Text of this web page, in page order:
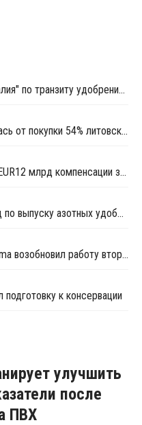
Суд ЕС отклонил иск "Беларуськалия" по транзиту удобрений через Литву
Швейцарская MET Group отказалась от покупки 54% литовской Achemos grupe
Беларуськалий требует с Литвы EUR12 млрд компенсации за остановку транзита удобрений
Литовский концерн продает завод по выпуску азотных удобрений инвестору из Швейцарии
Литовский завод удобрений Achema возобновил работу второго цеха аммиака
к консервации
улучшить
после
ПВХ